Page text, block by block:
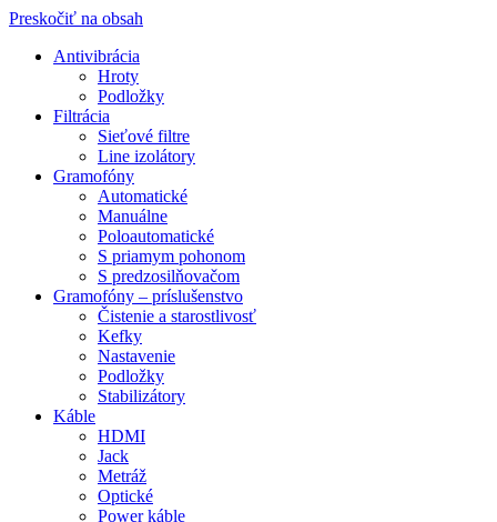
Preskočiť na obsah
Antivibrácia
Hroty
Podložky
Filtrácia
Sieťové filtre
Line izolátory
Gramofóny
Automatické
Manuálne
Poloautomatické
S priamym pohonom
S predzosilňovačom
Gramofóny – príslušenstvo
Čistenie a starostlivosť
Kefky
Nastavenie
Podložky
Stabilizátory
Káble
HDMI
Jack
Metráž
Optické
Power káble